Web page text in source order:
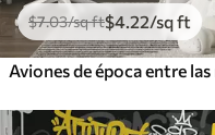
$7.03/sq ft$4.22/sq ft
Aviones de época entre